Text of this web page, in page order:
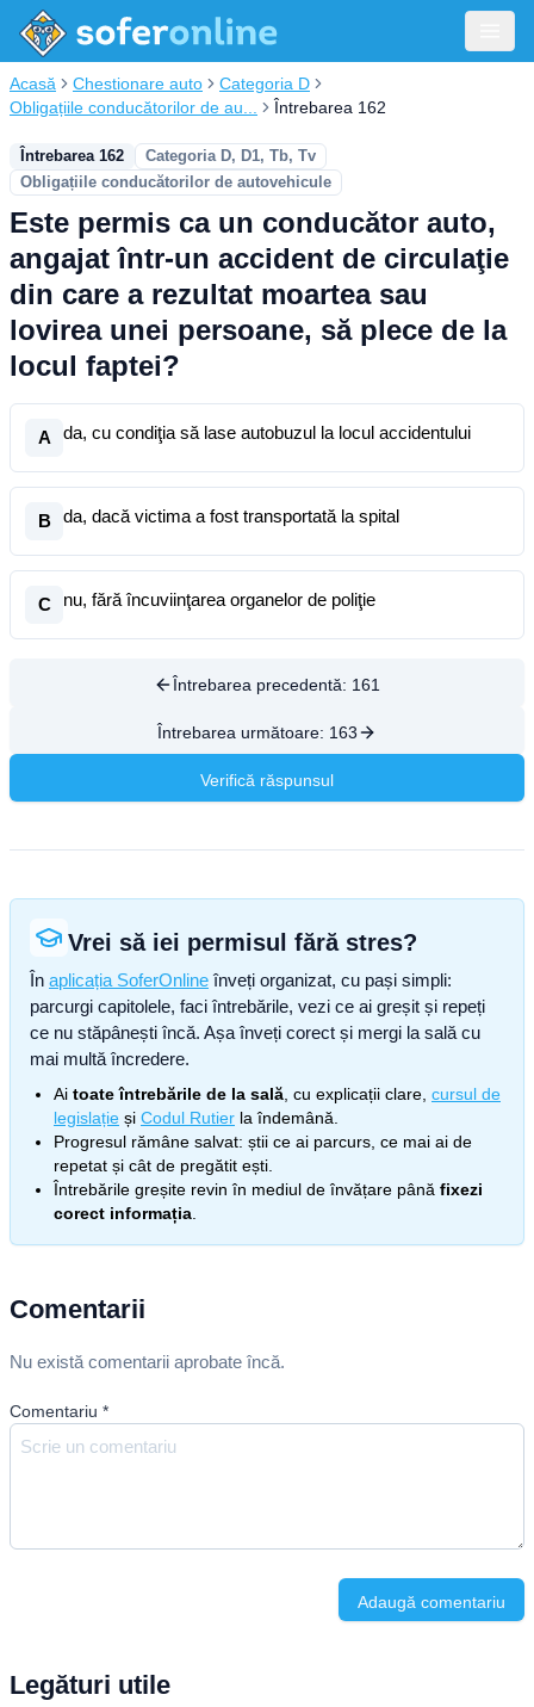
Acasă Chestionare auto
Categoria D
Obligațiile conducătorilor de au...
Întrebarea 162
Întrebarea 162
Categoria D, D1, Tb, Tv
Obligațiile conducătorilor de autovehicule
Este permis ca un conducător auto,
angajat într-un accident de circulaţie
din care a rezultat moartea sau
lovirea unei persoane, să plece de la
locul faptei?
A da, cu condiţia să lase autobuzul la locul accidentului
B da, dacă victima a fost transportată la spital
C nu, fără încuviinţarea organelor de poliţie
Întrebarea precedentă: 161
Întrebarea următoare: 163
Verifică răspunsul
Vrei să iei permisul fără stres?
În aplicația SoferOnline înveți organizat, cu pași simpli:
parcurgi capitolele, faci întrebările, vezi ce ai greșit și repeți
ce nu stăpânești încă. Așa înveți corect și mergi la sală cu
mai multă încredere.
Ai toate întrebările de la sală , cu explicații clare, cursul de
legislație și Codul Rutier la îndemână.
Progresul rămâne salvat: știi ce ai parcurs, ce mai ai de
repetat și cât de pregătit ești.
Întrebările greșite revin în mediul de învățare până fixezi
corect informația
Comentarii
Nu există comentarii aprobate încă.
Comentariu *
Adaugă comentariu
Legături utile